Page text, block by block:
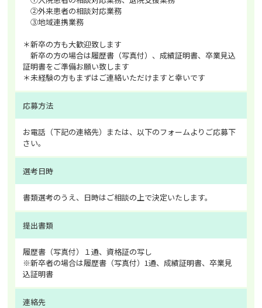
②外来患者の相談対応業務
③地域連携業務
＊新卒の方も大歓迎致します
新卒の方の場合は履歴書（写真付）、成績証明書、卒業見込
証明書をご準備お願い致します
＊未経験の方もまずはご連絡いただけますと幸いです
応募方法
お電話（下記の連絡先）または、以下のフォームよりご応募下
さい。
選考日時
書類選考のうえ、日時はご相談の上で決定いたします。
提出書類
履歴書（写真付）１通、資格証の写し
※新卒者の場合は履歴書（写真付）1通、成績証明書、卒業見
込証明書
連絡先